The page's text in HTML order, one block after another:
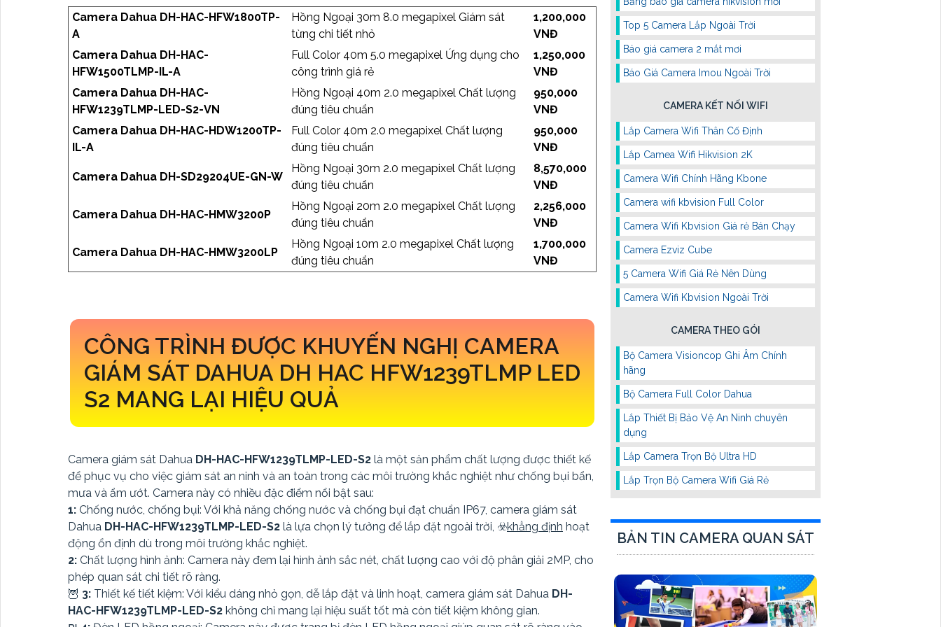
Camera Dahua DH-HAC-HFW1800TP-
A
Hồng Ngoại 30m 8.0 megapixel Giám sát
từng chi tiết nhỏ
1,200,000
VNĐ
Camera Dahua DH-HAC-
HFW1500TLMP-IL-A
Full Color 40m 5.0 megapixel Ứng dụng cho
công trình giá rẻ
1,250,000
VNĐ
Camera Dahua DH-HAC-
HFW1239TLMP-LED-S2-VN
Hồng Ngoại 40m 2.0 megapixel Chất lượng
đúng tiêu chuẩn
950,000
VNĐ
Camera Dahua DH-HAC-HDW1200TP-
IL-A
Full Color 40m 2.0 megapixel Chất lượng
đúng tiêu chuẩn
950,000
VNĐ
Camera Dahua DH-SD29204UE-GN-W
Hồng Ngoại 30m 2.0 megapixel Chất lượng
đúng tiêu chuẩn
8,570,000
VNĐ
Camera Dahua DH-HAC-HMW3200P
Hồng Ngoại 20m 2.0 megapixel Chất lượng
đúng tiêu chuẩn
2,256,000
VNĐ
Camera Dahua DH-HAC-HMW3200LP
Hồng Ngoại 10m 2.0 megapixel Chất lượng
đúng tiêu chuẩn
1,700,000
VNĐ
CÔNG TRÌNH ĐƯỢC KHUYẾN NGHỊ CAMERA
GIÁM SÁT DAHUA DH HAC HFW1239TLMP LED
S2 MANG LẠI HIỆU QUẢ
Camera giám sát Dahua DH-HAC-HFW1239TLMP-LED-S2 là một sản phẩm chất lượng được thiết kế
để phục vụ cho việc giám sát an ninh và an toàn trong các môi trường khắc nghiệt như chống bụi bẩn,
mưa và ẩm ướt. Camera này có nhiều đặc điểm nổi bật sau:
1: Chống nước, chống bụi: Với khả năng chống nước và chống bụi đạt chuẩn IP67, camera giám sát
Dahua DH-HAC-HFW1239TLMP-LED-S2 là lựa chọn lý tưởng để lắp đặt ngoài trời, ☣️khẳng định hoạt
động ổn định dù trong môi trường khắc nghiệt.
2: Chất lượng hình ảnh: Camera này đem lại hình ảnh sắc nét, chất lượng cao với độ phân giải 2MP, cho
phép quan sát chi tiết rõ ràng.
🦉 3: Thiết kế tiết kiệm: Với kiểu dáng nhỏ gọn, dễ lắp đặt và linh hoạt, camera giám sát Dahua DH-
HAC-HFW1239TLMP-LED-S2 không chỉ mang lại hiệu suất tốt mà còn tiết kiệm không gian.
Top 5 Camera Lắp Ngoài Trời
Báo giá camera 2 mắt mơi
Báo Giá Camera Imou Ngoài Trời
CAMERA KẾT NỐI WIFI
Lắp Camera Wifi Thân Cố Định
Lắp Camea Wifi Hikvision 2K
Camera Wifi Chính Hãng Kbone
Camera wifi kbvision Full Color
Camera Wifi Kbvision Giá rẻ Bán Chạy
Camera Ezviz Cube
5 Camera Wifi Giá Rẻ Nên Dùng
Camera Wifi Kbvision Ngoài Trời
CAMERA THEO GÓI
Bộ Camera Visioncop Ghi Âm Chính
hãng
Bộ Camera Full Color Dahua
Lắp Thiết Bị Bảo Vệ An Ninh chuyên
dụng
Lắp Camera Trọn Bộ Ultra HD
Lắp Trọn Bộ Camera Wifi Giá Rẻ
BẢN TIN CAMERA QUAN SÁT